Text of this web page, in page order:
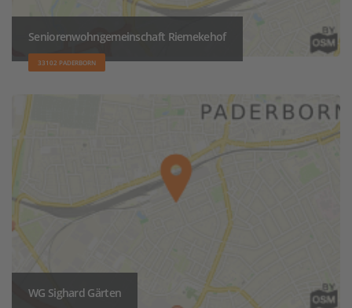
Seniorenwohngemeinschaft Riemekehof
33102 PADERBORN
WG Sighard Gärten